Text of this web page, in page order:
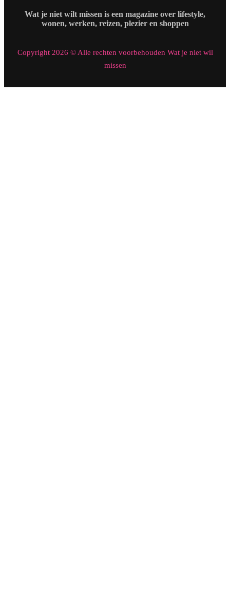
Wat je niet wilt missen is een magazine over lifestyle,
wonen, werken, reizen, plezier en shoppen
Copyright 2026 © Alle rechten voorbehouden Wat je niet wil
missen